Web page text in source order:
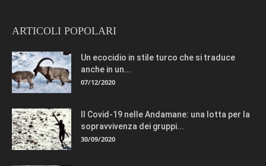
ARTICOLI POPOLARI
Un ecocidio in stile turco che si traduce
anche in un...
07/12/2020
Il Covid-19 nelle Andamane: una lotta per la
sopravvivenza dei gruppi...
30/09/2020